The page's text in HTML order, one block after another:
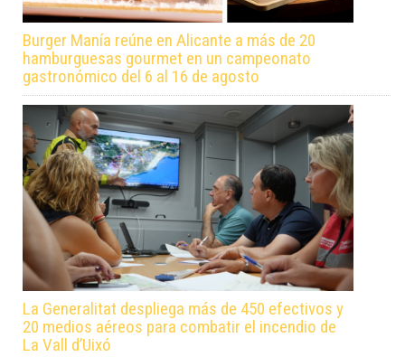
Burger Manía reúne en Alicante a más de 20
hamburguesas gourmet en un campeonato
gastronómico del 6 al 16 de agosto
La Generalitat despliega más de 450 efectivos y
20 medios aéreos para combatir el incendio de
La Vall d’Uixó